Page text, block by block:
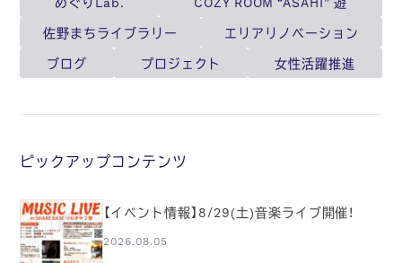
佐野まちライブラリー
エリアリノベーション
ブログ
プロジェクト 女性活躍推進
ピックアップコンテンツ
【イベント情報】8/29(土)音楽ライブ開催！
2026.08.05